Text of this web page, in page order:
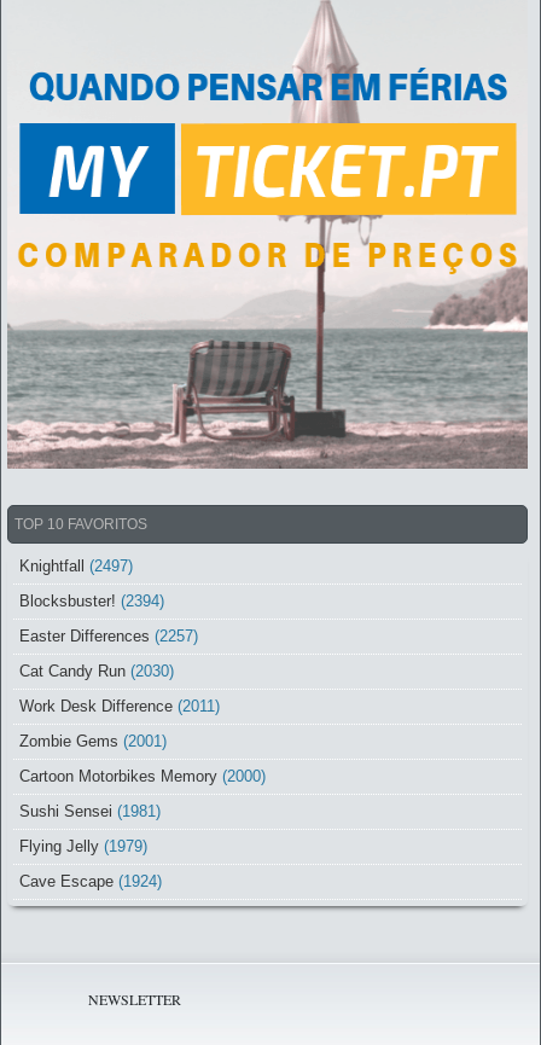
TOP 10 FAVORITOS
Knightfall (2497)
Blocksbuster! (2394)
Easter Differences (2257)
Cat Candy Run (2030)
Work Desk Difference (2011)
Zombie Gems (2001)
Cartoon Motorbikes Memory (2000)
Sushi Sensei (1981)
Flying Jelly (1979)
Cave Escape (1924)
NEWSLETTER